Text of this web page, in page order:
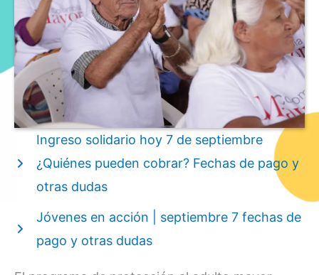
Ingreso solidario hoy 7 de septiembre
¿Quiénes pueden cobrar? Fechas de pago y
otras dudas
Jóvenes en acción | septiembre 7 fechas de
pago y otras dudas